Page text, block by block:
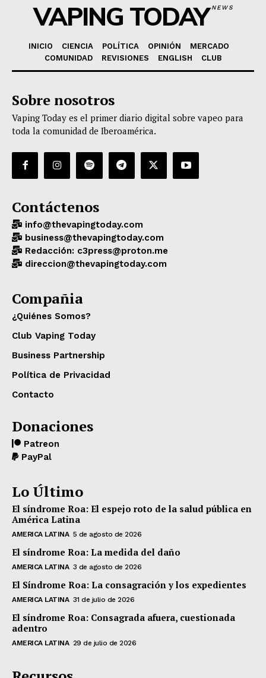
VAPING TODAYNEWS
INICIO CIENCIA POLÍTICA OPINIÓN
MERCADO
COMUNIDAD
REVISIONES ENGLISH CLUB
Sobre nosotros
Vaping Today es el primer diario digital sobre vapeo para
toda la comunidad de Iberoamérica.
Contáctenos
info@thevapingtoday.com
business@thevapingtoday.com
Redacción: c3press@proton.me
direccion@thevapingtoday.com
Compañia
¿Quiénes Somos?
Club Vaping Today
Business Partnership
Política de Privacidad
Contacto
Donaciones
Patreon
PayPal
Lo Último
El síndrome Roa: El espejo roto de la salud pública en
América Latina
AMERICA LATINA 5 de agosto de 2026
El síndrome Roa: La medida del daño
AMERICA LATINA 3 de agosto de 2026
El Síndrome Roa: La consagración y los expedientes
AMERICA LATINA 31 de julio de 2026
El síndrome Roa: Consagrada afuera, cuestionada
adentro
AMERICA LATINA 29 de julio de 2026